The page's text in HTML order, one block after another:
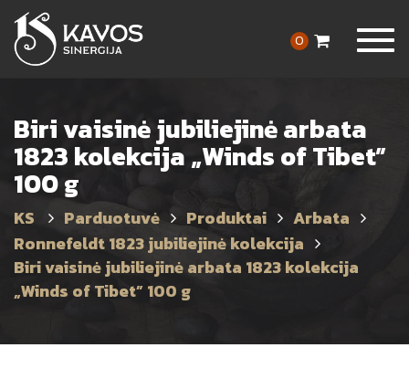
0
Biri vaisinė jubiliejinė arbata
1823 kolekcija „Winds of Tibet”
100 g
Parduotuvė Produktai
Arbata
Ronnefeldt 1823 jubiliejinė kolekcija
Biri vaisinė jubiliejinė arbata 1823 kolekcija
„Winds of Tibet” 100 g